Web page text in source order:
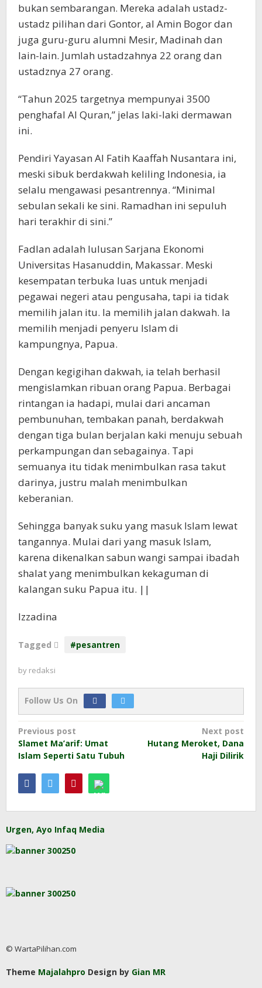
bukan sembarangan. Mereka adalah ustadz-
ustadz pilihan dari Gontor, al Amin Bogor dan
juga guru-guru alumni Mesir, Madinah dan
lain-lain. Jumlah ustadzahnya 22 orang dan
ustadznya 27 orang.
“Tahun 2025 targetnya mempunyai 3500
penghafal Al Quran,” jelas laki-laki dermawan
ini.
Pendiri Yayasan Al Fatih Kaaffah Nusantara ini,
meski sibuk berdakwah keliling Indonesia, ia
selalu mengawasi pesantrennya. “Minimal
sebulan sekali ke sini. Ramadhan ini sepuluh
hari terakhir di sini.”
Fadlan adalah lulusan Sarjana Ekonomi
Universitas Hasanuddin, Makassar. Meski
kesempatan terbuka luas untuk menjadi
pegawai negeri atau pengusaha, tapi ia tidak
memilih jalan itu. Ia memilih jalan dakwah. Ia
memilih menjadi penyeru Islam di
kampungnya, Papua.
Dengan kegigihan dakwah, ia telah berhasil
mengislamkan ribuan orang Papua. Berbagai
rintangan ia hadapi, mulai dari ancaman
pembunuhan, tembakan panah, berdakwah
dengan tiga bulan berjalan kaki menuju sebuah
perkampungan dan sebagainya. Tapi
semuanya itu tidak menimbulkan rasa takut
darinya, justru malah menimbulkan
keberanian.
Sehingga banyak suku yang masuk Islam lewat
tangannya. Mulai dari yang masuk Islam,
karena dikenalkan sabun wangi sampai ibadah
shalat yang menimbulkan kekaguman di
kalangan suku Papua itu. ||
Izzadina
Tagged #pesantren
by redaksi
Follow Us On
Post
navigation
Previous post
Slamet Ma’arif: Umat
Islam Seperti Satu Tubuh
Next post
Hutang Meroket, Dana
Haji Dilirik
Urgen, Ayo Infaq Media
© WartaPilihan.com
Theme Majalahpro Design by Gian MR